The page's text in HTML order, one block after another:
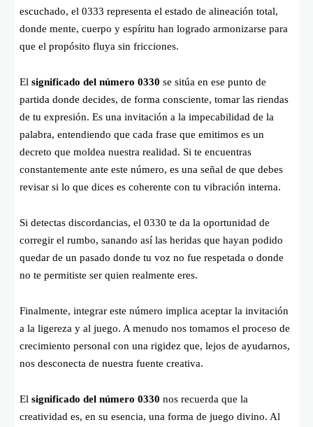
escuchado, el 0333 representa el estado de alineación total,
donde mente, cuerpo y espíritu han logrado armonizarse para
que el propósito fluya sin fricciones.
El significado del número 0330 se sitúa en ese punto de
partida donde decides, de forma consciente, tomar las riendas
de tu expresión. Es una invitación a la impecabilidad de la
palabra, entendiendo que cada frase que emitimos es un
decreto que moldea nuestra realidad. Si te encuentras
constantemente ante este número, es una señal de que debes
revisar si lo que dices es coherente con tu vibración interna.
Si detectas discordancias, el 0330 te da la oportunidad de
corregir el rumbo, sanando así las heridas que hayan podido
quedar de un pasado donde tu voz no fue respetada o donde
no te permitiste ser quien realmente eres.
Finalmente, integrar este número implica aceptar la invitación
a la ligereza y al juego. A menudo nos tomamos el proceso de
crecimiento personal con una rigidez que, lejos de ayudarnos,
nos desconecta de nuestra fuente creativa.
El significado del número 0330 nos recuerda que la
creatividad es, en su esencia, una forma de juego divino. Al